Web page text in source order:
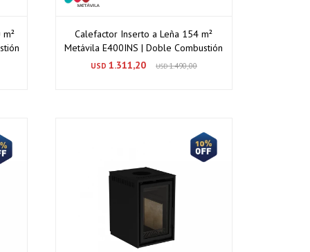
Calefactor Inserto a Leña 154 m²
Metávila E400INS | Doble Combustión
USD 1.311,20 USD1.490,00